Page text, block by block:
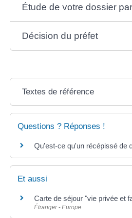
Étude de votre dossier
Décision du préfet
Textes de référence
Questions ? Réponses !
Qu'est-ce qu'un récépissé de
Et aussi
Carte de séjour "vie privée et
Étranger - Europe